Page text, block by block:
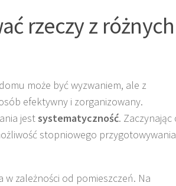
rzeczy z różnych
może być wyzwaniem, ale z
efektywny i zorganizowany.
jestsystematyczność. Zaczynając
stopniowego przygotowywania
w zależności od pomieszczeń. Na